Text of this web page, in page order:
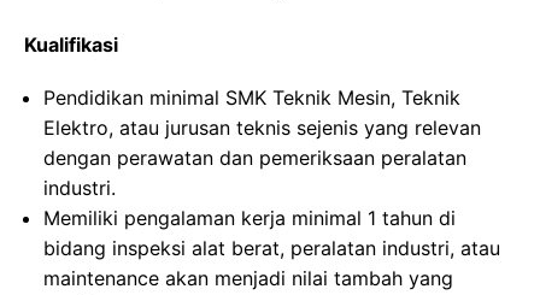
Kualifikasi
Pendidikan minimal SMK Teknik Mesin, Teknik
Elektro, atau jurusan teknis sejenis yang relevan
dengan perawatan dan pemeriksaan peralatan
industri.
Memiliki pengalaman kerja minimal 1 tahun di
bidang inspeksi alat berat, peralatan industri, atau
maintenance akan menjadi nilai tambah yang